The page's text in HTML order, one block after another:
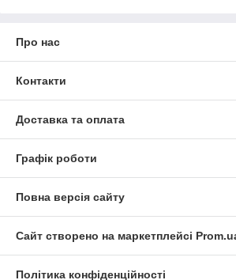
Про нас
Контакти
Доставка та оплата
Графік роботи
Повна версія сайту
Сайт створено на маркетплейсі
Політика конфіденційності